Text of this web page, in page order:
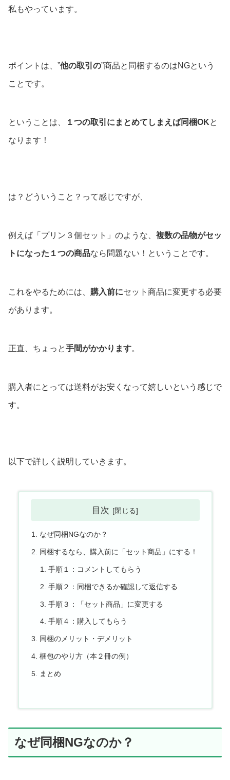
私もやっています。
ポイントは、”他の取引の”商品と同梱するのはNGという
ことです。
ということは、 １つの取引にまとめてしまえば同梱OKと
なります！
は？どういうこと？って感じですが、
例えば「プリン３個セット」のような、 複数の品物がセッ
トになった１つの商品なら問題ない！ということです。
これをやるためには、 購入前にセット商品に変更する必要
があります。
正直、ちょっと手間がかかります。
購入者にとっては送料がお安くなって嬉しいという感じで
す。
以下で詳しく説明していきます。
目次
なぜ同梱NGなのか？
同梱するなら、購入前に「セット商品」にする！
手順１：コメントしてもらう
手順２：同梱できるか確認して返信する
手順３：「セット商品」に変更する
手順４：購入してもらう
同梱のメリット・デメリット
梱包のやり方（本２冊の例）
まとめ
なぜ同梱NGなのか？